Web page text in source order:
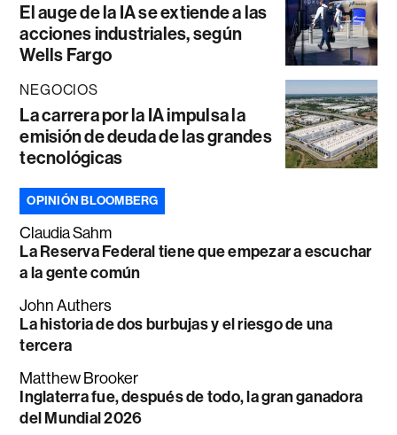
El auge de la IA se extiende a las
acciones industriales, según
Wells Fargo
NEGOCIOS
La carrera por la IA impulsa la
emisión de deuda de las grandes
tecnológicas
OPINIÓN BLOOMBERG
Claudia Sahm
La Reserva Federal tiene que empezar a escuchar
a la gente común
John Authers
La historia de dos burbujas y el riesgo de una
tercera
Matthew Brooker
Inglaterra fue, después de todo, la gran ganadora
del Mundial 2026